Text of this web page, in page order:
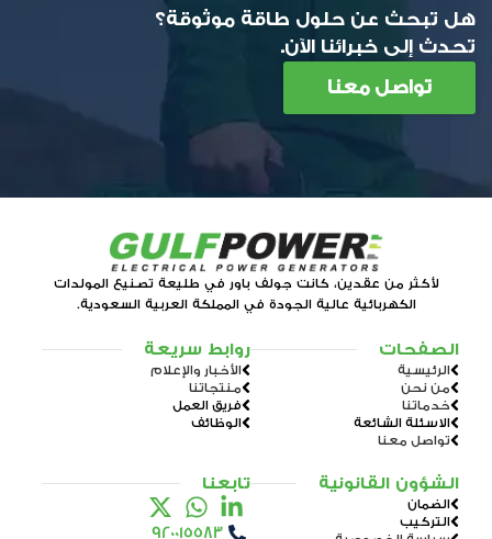
هل تبحث عن حلول طاقة موثوقة؟
تحدث إلى خبرائنا الآن.
تواصل معنا
لأكثر من عقدين، كانت جولف باور في طليعة تصنيع المولدات
الكهربائية عالية الجودة في المملكة العربية السعودية.
الصفحات
الرئيسية
من نحن
خدماتنا
الاسئلة الشائعة
تواصل معنا
روابط سريعة
الأخبار والإعلام
منتجاتنا
فريق العمل
الوظائف
الشؤون القانونية
الضمان
التركيب
تابعنا
920015583